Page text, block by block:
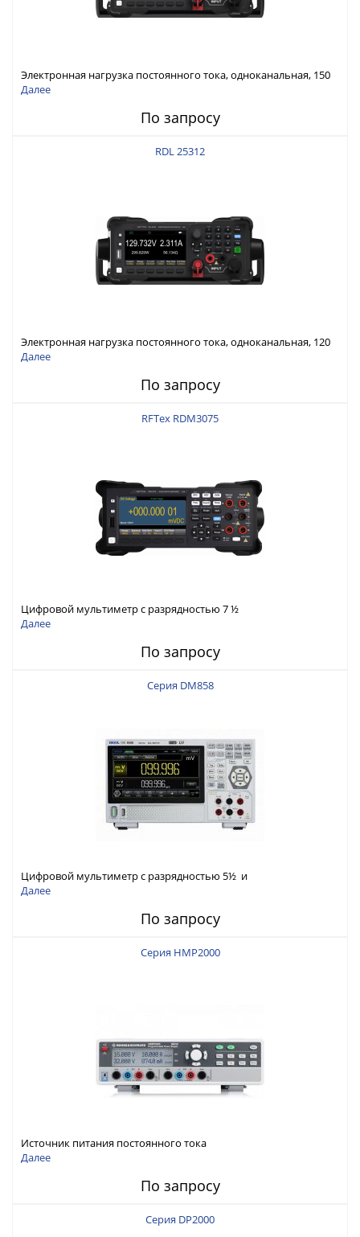
Электронная нагрузка постоянного тока, одноканальная, 150
В, 30 А, 300 Вт
Далее
По запросу
RDL 25312
Электронная нагрузка постоянного тока, одноканальная, 120
В, 60 А, 300 Вт
Далее
По запросу
RFTex RDM3075
Цифровой мультиметр с разрядностью 7 ½
Далее
По запросу
Серия DM858
Цифровой мультиметр с разрядностью 5½ и
интерфейсами USB-device, USB-host, LAN и Web control
Далее
По запросу
Серия HMP2000
Источник питания постоянного тока
Далее
По запросу
Серия DP2000